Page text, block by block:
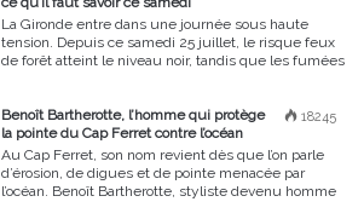
La Gironde entre dans une journée sous haute
tension. Depuis ce samedi 25 juillet, le risque feux
de forêt atteint le niveau noir, tandis que les fumées
18245
Benoît Bartherotte, l’homme qui protège
la pointe du Cap Ferret contre l’océan
Au Cap Ferret, son nom revient dès que l’on parle
d’érosion, de digues et de pointe menacée par
l’océan. Benoît Bartherotte, styliste devenu homme